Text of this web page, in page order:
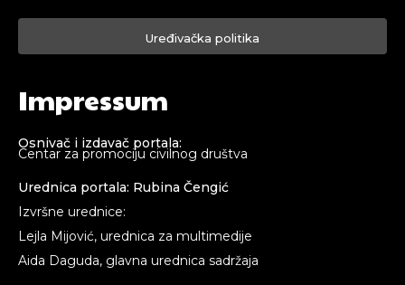
Uređivačka politika
Impressum
Osnivač i izdavač portala:
Centar za promociju civilnog društva
Urednica portala: Rubina Čengić
Izvršne urednice:
Lejla Mijović, urednica za multimedije
Aida Daguda, glavna urednica sadržaja